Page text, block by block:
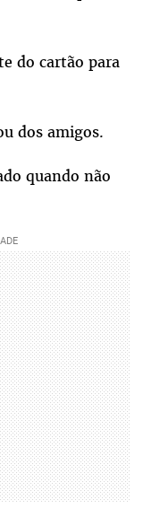
do cartão para
dos amigos.
quando não